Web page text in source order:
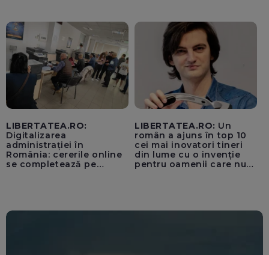
pentru instaurarea
„cenzurii” pe platforma X
LIBERTATEA.RO:
Digitalizarea
administrației în
România: cererile online
se completează pe
LIBERTATEA.RO: Un
român a ajuns în top 10
cei mai inovatori tineri
din lume cu o invenție
pentru oamenii care nu